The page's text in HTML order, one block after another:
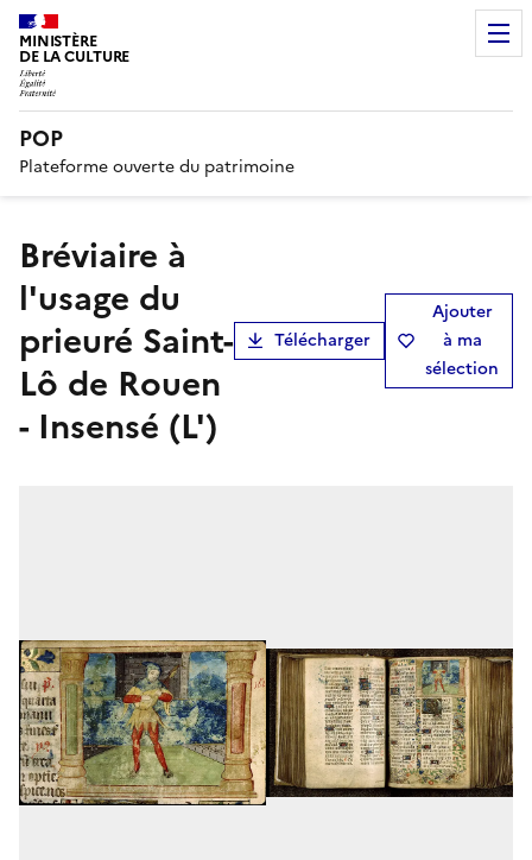
MINISTÈRE
DE LA CULTURE
POP
Plateforme ouverte du patrimoine
Bréviaire à
l'usage du
prieuré Saint-
Lô de Rouen
- Insensé (L')
Télécharger
Ajouter
à ma
sélection